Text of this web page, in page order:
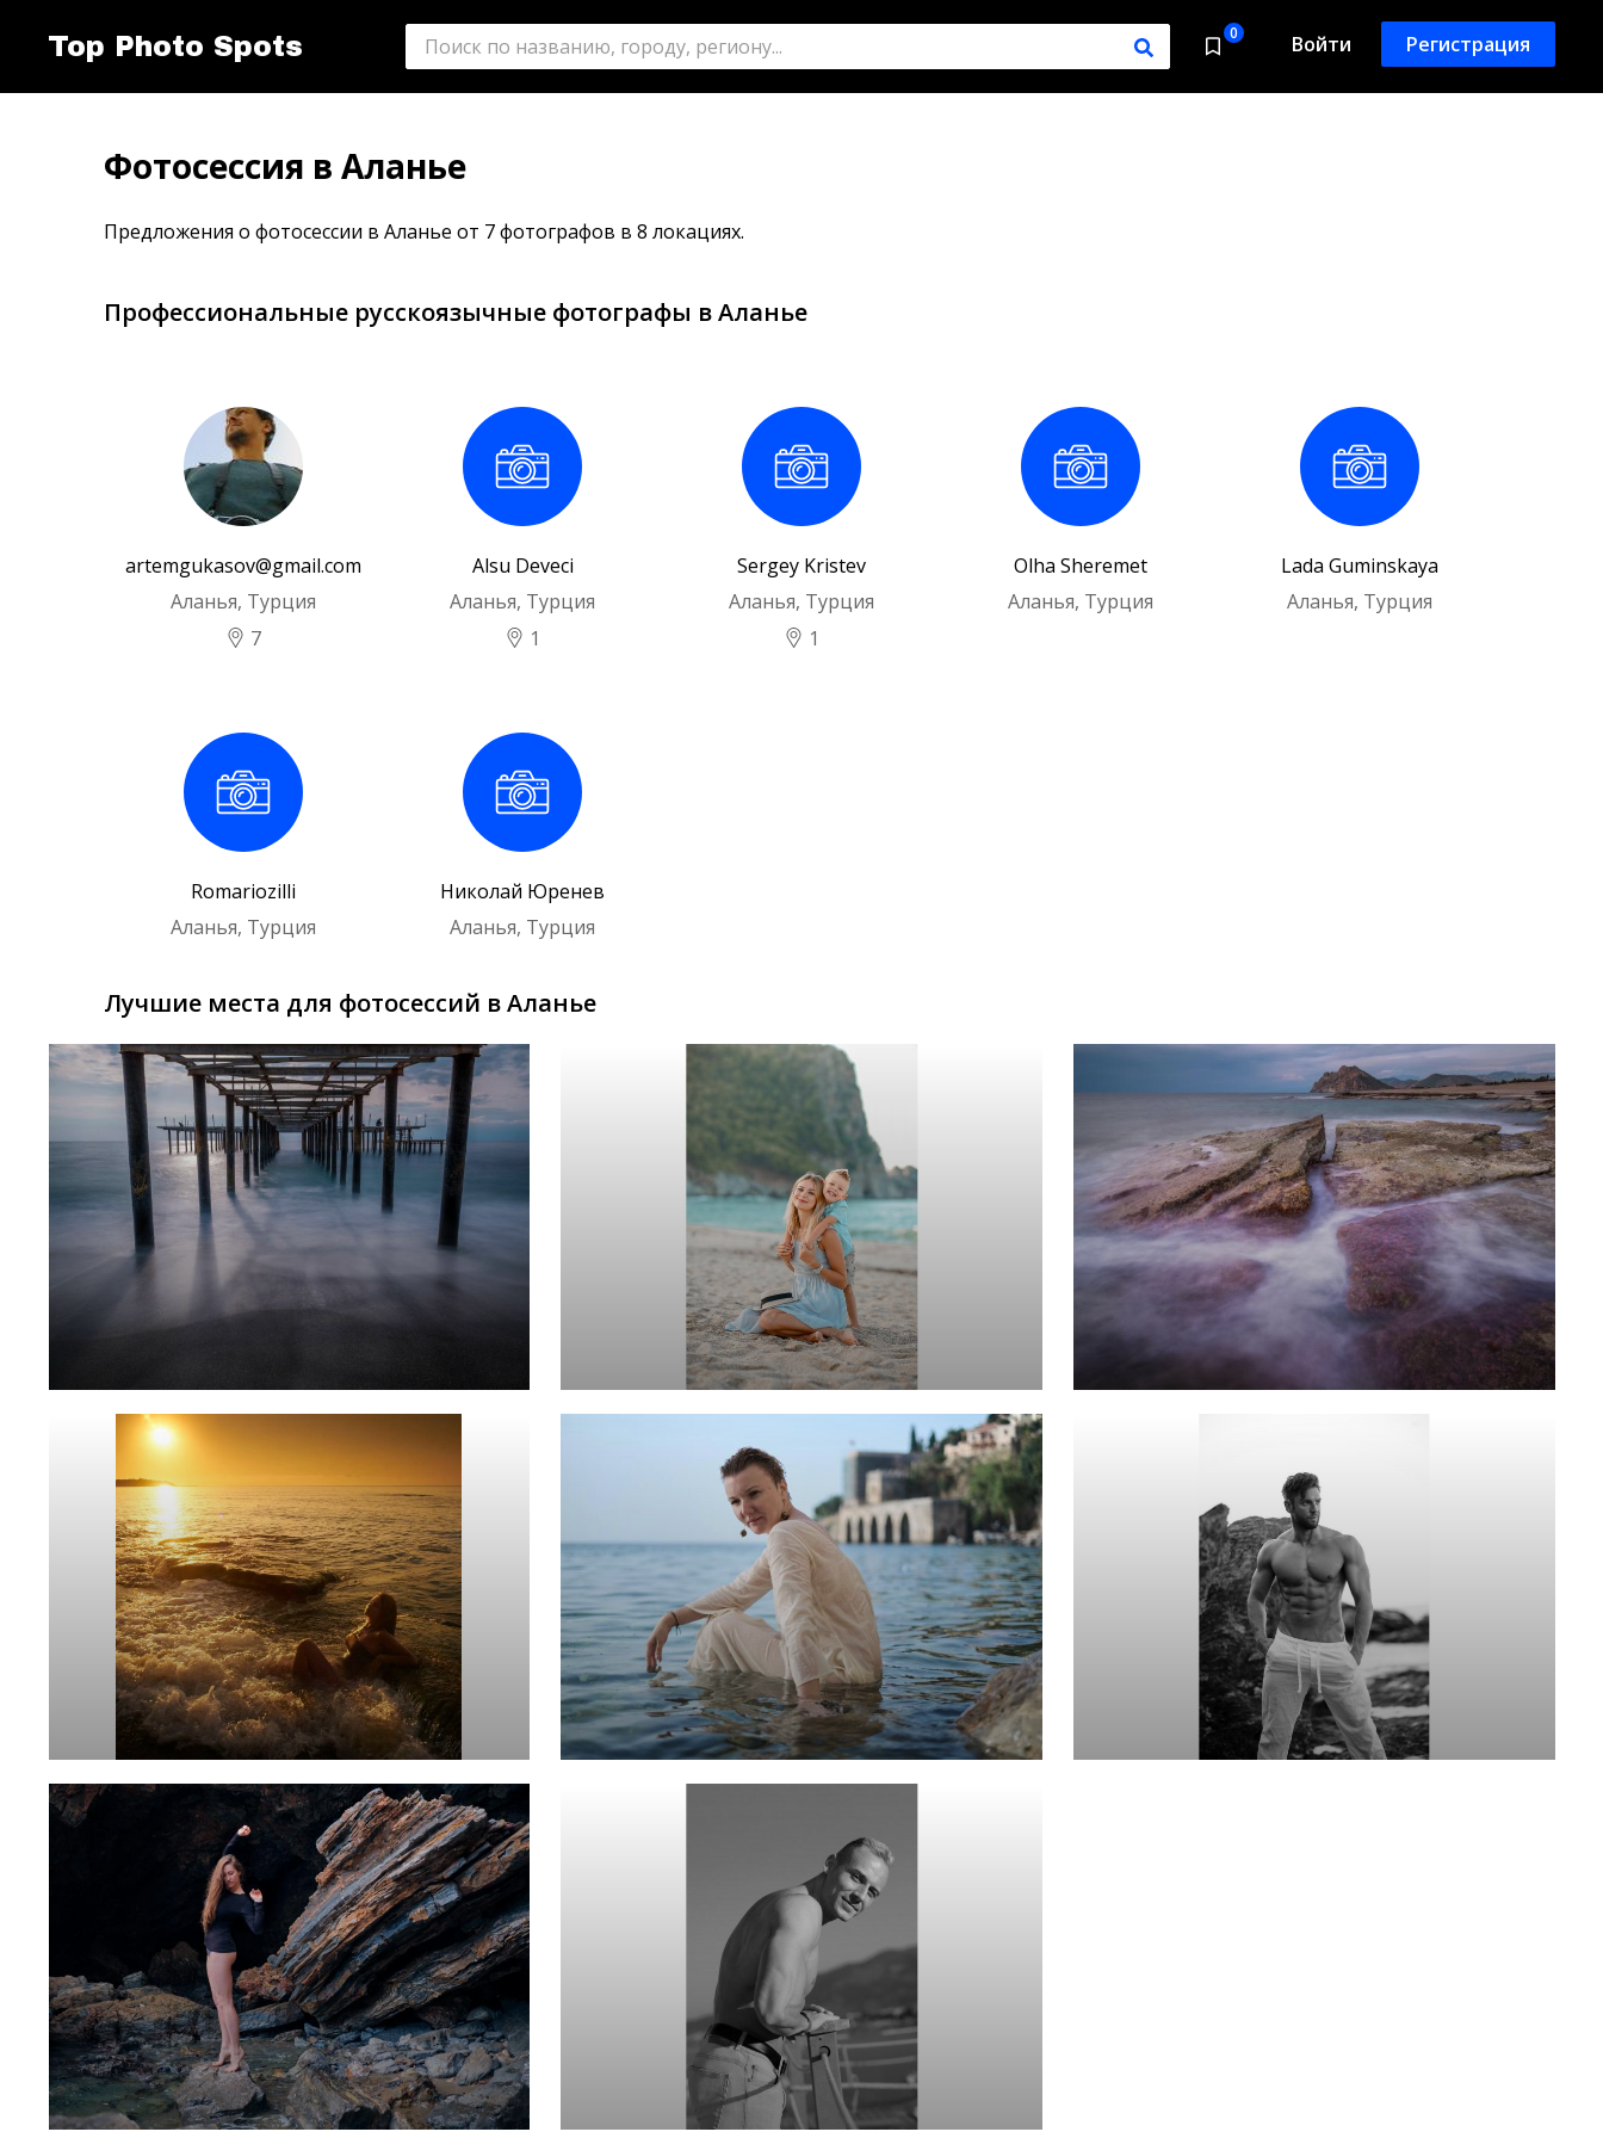
Top Photo Spots 0 Войти Регистрация
Фотосессия в Аланье
Предложения о фотосессии в Аланье от 7 фотографов в 8 локациях.
Профессиональные русскоязычные фотографы в Аланье
artemgukasov@gmail.com
Аланья, Турция
7
Alsu Deveci
Аланья, Турция
1
Sergey Kristev
Аланья, Турция
1
Olha Sheremet
Аланья, Турция
Lada Guminskaya
Аланья, Турция
Romariozilli
Аланья, Турция
Николай Юренев
Аланья, Турция
Лучшие места для фотосессий в Аланье